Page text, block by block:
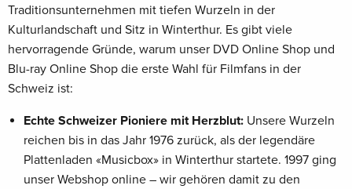
Traditionsunternehmen mit tiefen Wurzeln in der
Kulturlandschaft und Sitz in Winterthur. Es gibt viele
hervorragende Gründe, warum unser DVD Online Shop und
Blu-ray Online Shop die erste Wahl für Filmfans in der
Schweiz ist:
Echte Schweizer Pioniere mit Herzblut: Unsere Wurzeln
reichen bis in das Jahr 1976 zurück, als der legendäre
Plattenladen «Musicbox» in Winterthur startete. 1997 ging
unser Webshop online – wir gehören damit zu den